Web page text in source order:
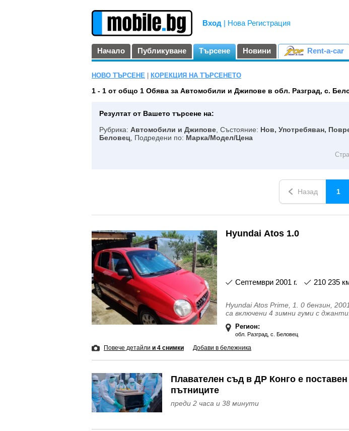
Вход | Нова Регистрация
Начало Публикуване Търсене Новини Rent-a-car
НОВО ТЪРСЕНЕ КОРЕКЦИЯ НА ТЪРСЕНЕТО
1 - 1 от общо 1 Обява за Автомобили и Джипове в обл. Разград, с.
Резултат от Вашето търсене на:
Рубрика: Автомобили и Джипове, Състояние: Нов, Употребяван,
Беловец, Подредени по: Марка/Модел/Цена
Назад 1
Hyundai Atos 1.0
септември 2001 г. 210 235
Hyundai Atos Prime, 1. 0 бензин,
са включени 4 зимни гуми с
Регион:
обл. Разград, с. Беловец
Повече детайли и 4 снимки Добави в бележника
Плавателен съд в ДР Конго е
пътниците
преди 2 часа и 38 минути